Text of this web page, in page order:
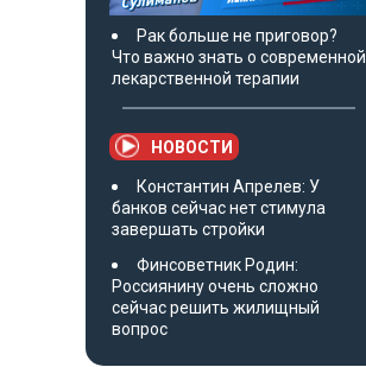
Рак больше не приговор?
Что важно знать о современной
лекарственной терапии
НОВОСТИ
Константин Апрелев: У
банков сейчас нет стимула
завершать стройки
Финсоветник Родин:
Россиянину очень сложно
сейчас решить жилищный
вопрос